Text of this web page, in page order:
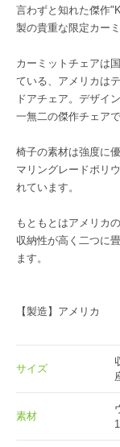
言わずと知れた傑作
製の貴重な限定カーミ
カーミットチェアは
ている、アメリカは
ドアチェア。デザイ
一無二の傑作チェアで
椅子の素材は強度に
マリングレードポリ
れています。
もともとはアメリカ
収納性が高く二つに
ます。
【製造】アメリカ
サイズ
素材